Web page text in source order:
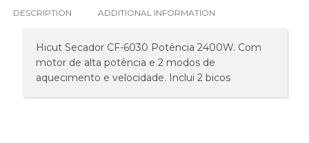
DESCRIPTION ADDITIONAL INFORMATION
Hicut Secador CF-6030 Potência 2400W. Com
motor de alta potência e 2 modos de
aquecimento e velocidade. Inclui 2 bicos